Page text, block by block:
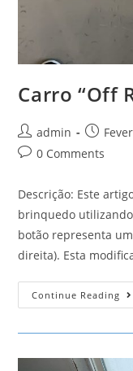
Carro “Off
Post
author:
admin
Post
Post0 Comments
Descrição: Este
brinquedo
botão representa
direita). Esta
Continue Reading